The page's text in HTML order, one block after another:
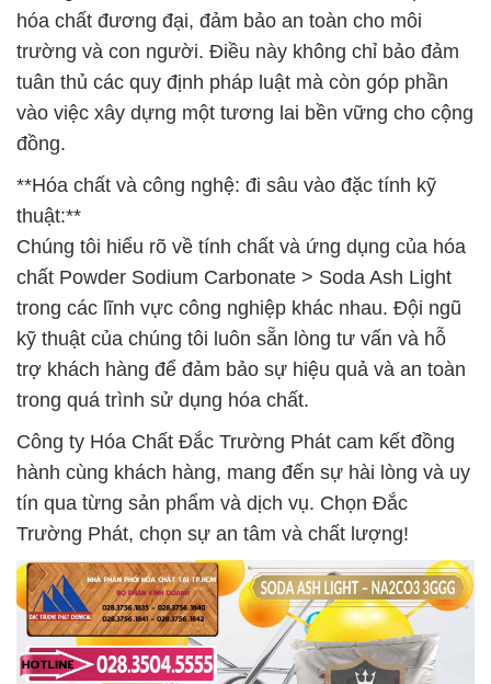
hóa chất đương đại, đảm bảo an toàn cho môi
trường và con người. Điều này không chỉ bảo đảm
tuân thủ các quy định pháp luật mà còn góp phần
vào việc xây dựng một tương lai bền vững cho cộng
đồng.
**Hóa chất và công nghệ: đi sâu vào đặc tính kỹ
thuật:**
Chúng tôi hiểu rõ về tính chất và ứng dụng của hóa
chất Powder Sodium Carbonate > Soda Ash Light
trong các lĩnh vực công nghiệp khác nhau. Đội ngũ
kỹ thuật của chúng tôi luôn sẵn lòng tư vấn và hỗ
trợ khách hàng để đảm bảo sự hiệu quả và an toàn
trong quá trình sử dụng hóa chất.
Công ty Hóa Chất Đắc Trường Phát cam kết đồng
hành cùng khách hàng, mang đến sự hài lòng và uy
tín qua từng sản phẩm và dịch vụ. Chọn Đắc
Trường Phát, chọn sự an tâm và chất lượng!